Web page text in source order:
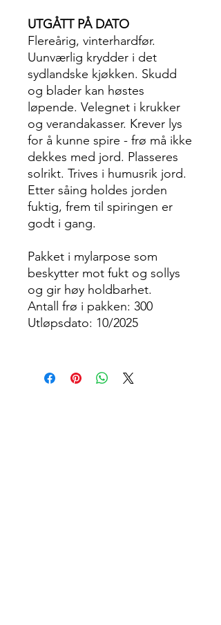
UTGÅTT PÅ DATO
Flereårig, vinterhardfør.
Uunværlig krydder i det
sydlandske kjøkken. Skudd
og blader kan høstes
løpende. Velegnet i krukker
og verandakasser. Krever lys
for å kunne spire - frø må ikke
dekkes med jord. Plasseres
solrikt. Trives i humusrik jord.
Etter såing holdes jorden
fuktig, frem til spiringen er
godt i gang.
Pakket i mylarpose som
beskytter mot fukt og sollys
og gir høy holdbarhet.
Antall frø i pakken: 300
Utløpsdato: 10/2025